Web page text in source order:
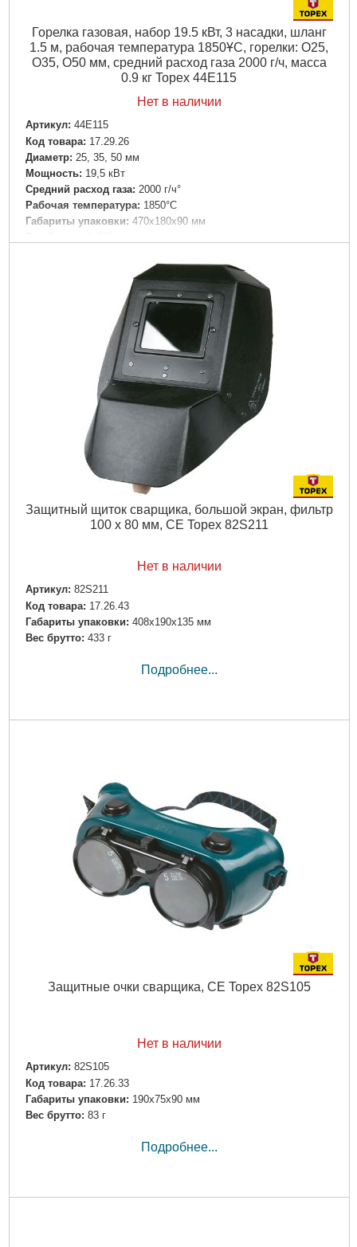
Горелка газовая, набор 19.5 кВт, 3 насадки, шланг
1.5 м, рабочая температура 1850ҰC, горелки: O25,
O35, O50 мм, средний расход газа 2000 г/ч, масса
0.9 кг Topex 44E115
Нет в наличии
Артикул: 44E115
Код товара: 17.29.26
Диаметр: 25, 35, 50 мм
Мощность: 19,5 кВт
Средний расход газа: 2000 г/ч°
Рабочая температура: 1850°C
Габариты упаковки: 470x180x90 мм
Подробнее...
Защитный щиток сварщика, большой экран, фильтр
100 x 80 мм, CE Topex 82S211
Нет в наличии
Артикул: 82S211
Код товара: 17.26.43
Габариты упаковки: 408x190x135 мм
Вес брутто: 433 г
Подробнее...
Защитные очки сварщика, CE Topex 82S105
Нет в наличии
Артикул: 82S105
Код товара: 17.26.33
Габариты упаковки: 190x75x90 мм
Вес брутто: 83 г
Подробнее...